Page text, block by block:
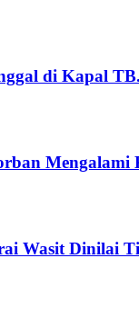
di Kapal
Mengalami
Wasit Dinilai